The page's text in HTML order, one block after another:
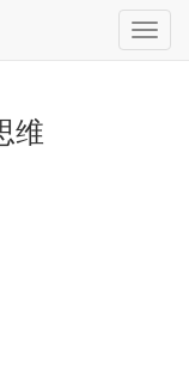
速形成体系化思维
维